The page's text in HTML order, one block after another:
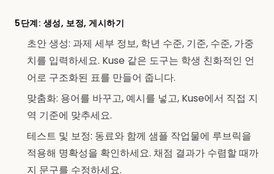
5단계: 생성, 보정, 게시하기
초안 생성: 과제 세부 정보, 학년 수준, 기준, 수준, 가중
치를 입력하세요. Kuse 같은 도구는 학생 친화적인 언
어로 구조화된 표를 만들어 줍니다.
맞춤화: 용어를 바꾸고, 예시를 넣고, Kuse에서 직접 지
역 기준에 맞추세요.
테스트 및 보정: 동료와 함께 샘플 작업물에 루브릭을
적용해 명확성을 확인하세요. 채점 결과가 수렴할 때까
지 문구를 수정하세요.